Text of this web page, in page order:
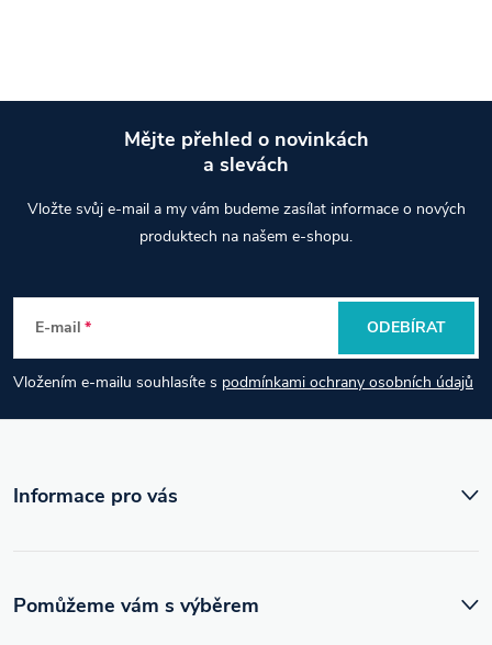
p
a
t
Mějte přehled o novinkách
a slevách
Vložte svůj e-mail a my vám budeme zasílat informace o nových
produktech na našem e-shopu.
E-mail
Vložením e-mailu souhlasíte s podmínkami ochrany osobních údajů
ODEBÍRAT
Informace pro vás
Pomůžeme vám s výběrem